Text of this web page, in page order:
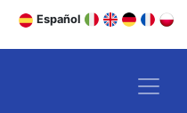
Español